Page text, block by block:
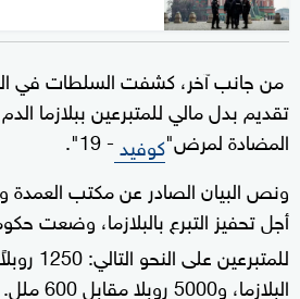
من جانب آخر، كشفت السلطات في
تقديم بدل مالي للمتبرعين ببلازما
المضادة لمرض"كوفيد- 19".
ونص البيان الصادر عن مكتب العمدة
أجل تحفيز التبرع بالبلازما، وضعت